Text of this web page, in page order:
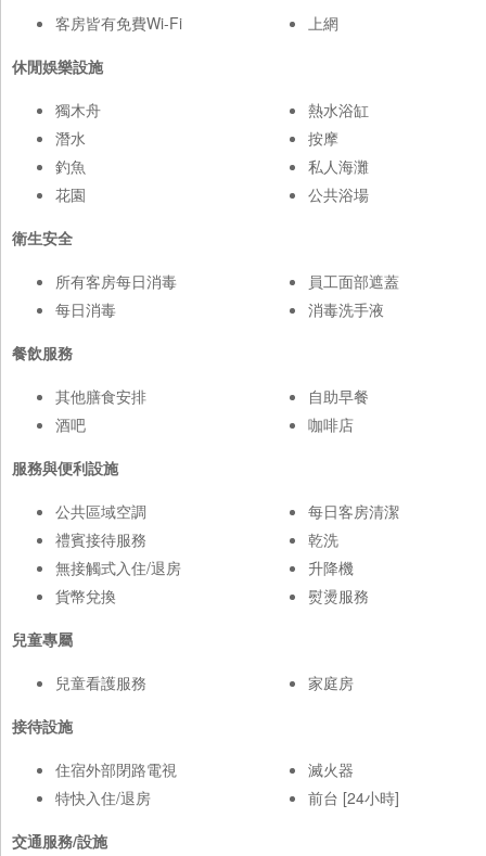
客房皆有免費Wi-Fi
上網
休閒娛樂設施
獨木舟
潛水
釣魚
花園
熱水浴缸
按摩
私人海灘
公共浴場
衛生安全
所有客房每日消毒
每日消毒
員工面部遮蓋
消毒洗手液
餐飲服務
其他膳食安排
酒吧
自助早餐
咖啡店
服務與便利設施
公共區域空調
禮賓接待服務
無接觸式入住/退房
貨幣兌換
每日客房清潔
乾洗
升降機
熨燙服務
兒童專屬
兒童看護服務
家庭房
接待設施
住宿外部閉路電視
特快入住/退房
滅火器
前台 [24小時]
交通服務/設施